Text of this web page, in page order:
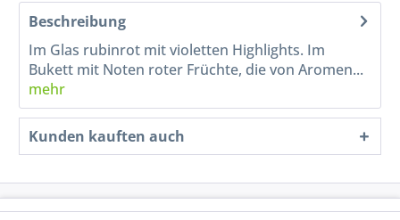
Beschreibung
Im Glas rubinrot mit violetten Highlights. Im
Bukett mit Noten roter Früchte, die von Aromen...
mehr
Kunden kauften auch